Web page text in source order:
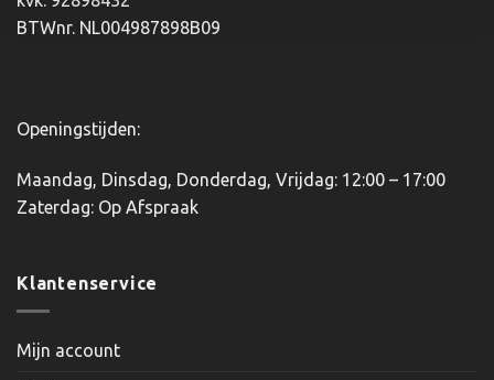
BTWnr. NL004987898B09
Openingstijden:
Maandag, Dinsdag, Donderdag, Vrijdag: 12:00 – 17:00
Zaterdag: Op Afspraak
Klantenservice
Mijn account